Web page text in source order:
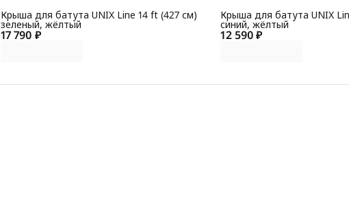
17 790 ₽
Крыша для батута UNIX Line 14 ft (427 см)
зеленый, жёлтый
12 590 ₽
Крыша для батута UNIX
синий, жёлтый